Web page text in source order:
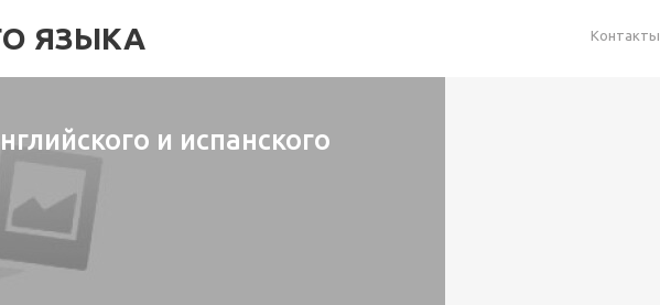
ЯЗЫКА Контакты
и испанского